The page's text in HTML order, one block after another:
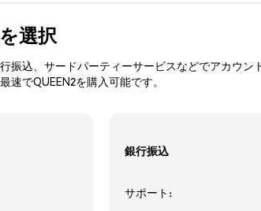
選択
振込、サードパーティーサービスなどでアカウ
でQUEEN2を購入可能です。
銀行振込
サポート: